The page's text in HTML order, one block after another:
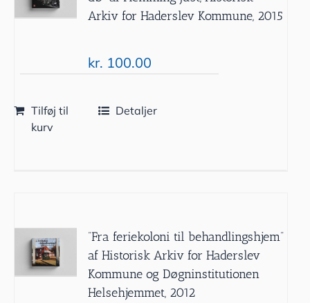
Arkiv for Haderslev Kommune, 2015
kr. 100.00
Tilføj til
kurv
Detaljer
”Fra feriekoloni til behandlingshjem”
af Historisk Arkiv for Haderslev
Kommune og Døgninstitutionen
Helsehjemmet, 2012